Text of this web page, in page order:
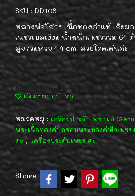
SKU : DD108
หลวงพ่อโสธร เนื้อทองคำแท้ เลี่ยม
เพชรเบลเยี่ยม น้ำหนักเพชรรวม 64
สูงรวมห่วง 4.4 cm สวยโดดเด่นค่ะ
เพิ่มรายการโปรด
หมวดหมู่ : เครื่องประดับเพชรแท้
พระเนื้อทองคำ กรอบพระทองคำฝังเพชร
ค่ะ, เครื่องประดับเพชร ค่ะ
Share